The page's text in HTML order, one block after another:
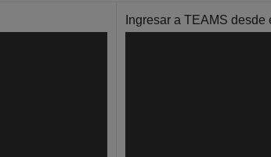
Ingresar a TEAMS desde